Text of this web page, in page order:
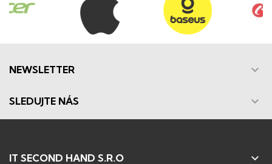
NEWSLETTER 
SLEDUJTE NÁS 
IT SECOND HAND S.R.O 